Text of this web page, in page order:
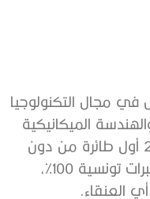
مجال التكنولوجيا
الميكانيكية
“تلنت” نهاية يونيو الماضي 2020 أول طائرة من دون
طيار تم تصنيعها في المجمع بخبرات تونسية 100%،